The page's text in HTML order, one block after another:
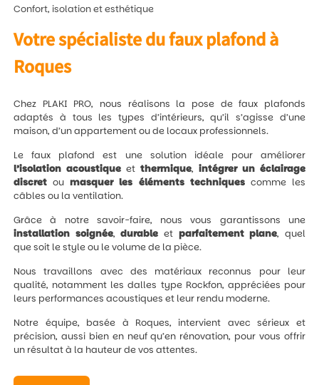
Confort, isolation et esthétique
Votre spécialiste du faux plafond à
Roques
Chez PLAKI PRO, nous réalisons la pose de faux plafonds
adaptés à tous les types d’intérieurs, qu’il s’agisse d’une
maison, d’un appartement ou de locaux professionnels.
Le faux plafond est une solution idéale pour améliorer
l’isolation acoustique et thermique, intégrer un éclairage
discret ou masquer les éléments techniquescomme les
câbles ou la ventilation.
Grâce à notre savoir-faire, nous vous garantissons une
installation soignée,durable et parfaitement plane, quel
que soit le style ou le volume de la pièce.
Nous travaillons avec des matériaux reconnus pour leur
qualité, notamment les dalles type Rockfon, appréciées pour
leurs performances acoustiques et leur rendu moderne.
Notre équipe, basée à Roques, intervient avec sérieux et
précision, aussi bien en neuf qu’en rénovation, pour vous offrir
un résultat à la hauteur de vos attentes.